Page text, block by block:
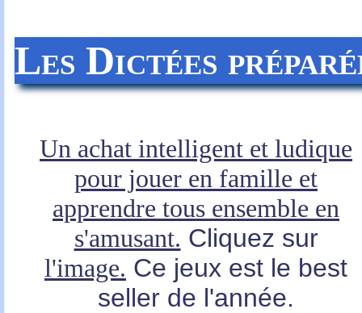
Les Dictées
Un achat intelligent et ludique
pour jouer en famille et
apprendre tous ensemble en
s'amusant. Cliquez sur
l'image. Ce jeux est le best
seller de l'année.